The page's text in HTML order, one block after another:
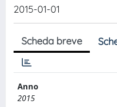
2015-01-01
Scheda breve
Anno
2015